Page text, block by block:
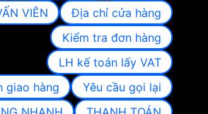
VIÊN
Địa chỉ cửa hàng
Kiểm tra đơn hàng
LH kế toán lấy VAT
giao hàng
Yêu cầu gọi lại